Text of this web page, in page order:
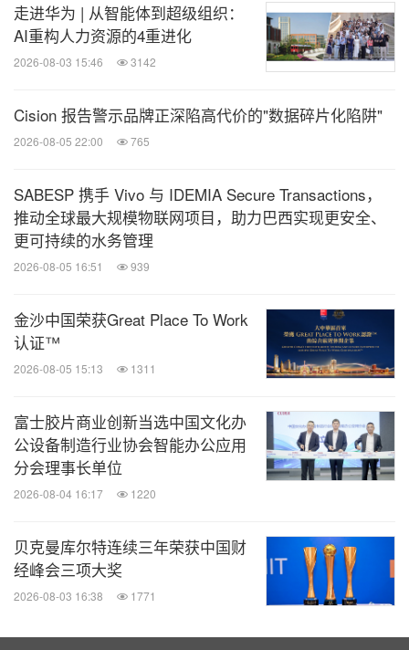
走进华为 | 从智能体到超级组织：
AI重构人力资源的4重进化
2026-08-03 15:46 3142
Cision 报告警示品牌正深陷高代价的"数据碎片化陷阱"
2026-08-05 22:00 765
SABESP 携手 Vivo 与 IDEMIA Secure Transactions，
推动全球最大规模物联网项目，助力巴西实现更安全、
更可持续的水务管理
2026-08-05 16:51 939
金沙中国荣获Great Place To Work
认证™
2026-08-05 15:13 1311
富士胶片商业创新当选中国文化办
公设备制造行业协会智能办公应用
分会理事长单位
2026-08-04 16:17 1220
贝克曼库尔特连续三年荣获中国财
经峰会三项大奖
2026-08-03 16:38 1771